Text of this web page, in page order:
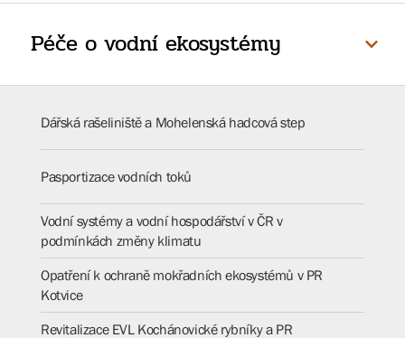
Péče o vodní ekosystémy
Dářská rašeliniště a Mohelenská hadcová step
Pasportizace vodních toků
Vodní systémy a vodní hospodářství v ČR v
podmínkách změny klimatu
Opatření k ochraně mokřadních ekosystémů v PR
Kotvice
Revitalizace EVL Kochánovické rybníky a PR